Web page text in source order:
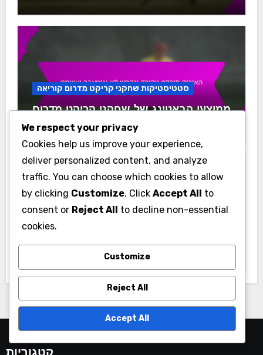
סטטיסטיקות שחקני קריקט מדרום קוריאה
ממוצעי הבאטינג של שחקני קריקט מדרום
קוריאה לפי עונה
סטטיסטיקות שחקני קריקט בתאילנד
סטטיסטיקות של שחקני קריקט בתאילנד
We respect your privacy
Cookies help us improve your experience,
deliver personalized content, and analyze
traffic. You can choose which cookies to allow
by clicking Customize. Click Accept All to
consent or Reject All to decline non-essential
cookies.
Customize
Reject All
Accept All